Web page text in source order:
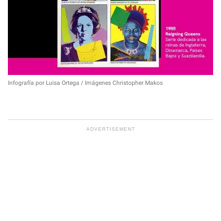
Infografía por Luisa Ortega / Imágenes Christopher Makos